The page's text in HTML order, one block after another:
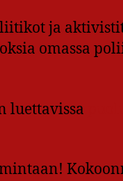
ja
omassa
luettavissa